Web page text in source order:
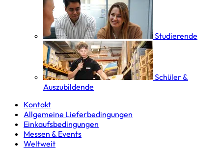
Studierende
Schüler &
Auszubildende
Kontakt
Allgemeine Lieferbedingungen
Einkaufsbedingungen
Messen & Events
Weltweit